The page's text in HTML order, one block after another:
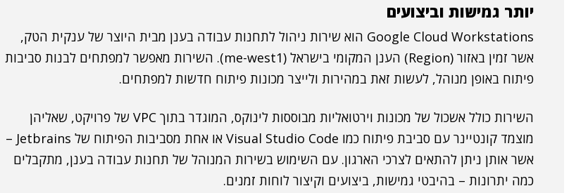
יותר גמישות וביצועים
Google Cloud Workstations הוא שירות ניהול לתחנות עבודה בענן מבית היוצר של ענקית הטק,
אשר זמין באזור (Region) הענן המקומי בישראל (me-west1). השירות מאפשר למפתחים לבנות סביבות
פיתוח באופן מנוהל, לעשות זאת במהירות ולייצר מכונות פיתוח חדשות למפתחים.
השירות כולל אשכול של מכונות וירטואליות מבוססות לינוקס, המוגדר בתוך VPC של פרויקט, שאליהן
מוצמד קונטיינר עם סביבת פיתוח כמו Visual Studio Code או אחת מסביבות הפיתוח של Jetbrains –
אשר אותן ניתן להתאים לצרכי הארגון. עם השימוש בשירות המנוהל של תחנות עבודה בענן, מתקבלים
כמה יתרונות – בהיבטי גמישות, ביצועים וקיצור לוחות זמנים.